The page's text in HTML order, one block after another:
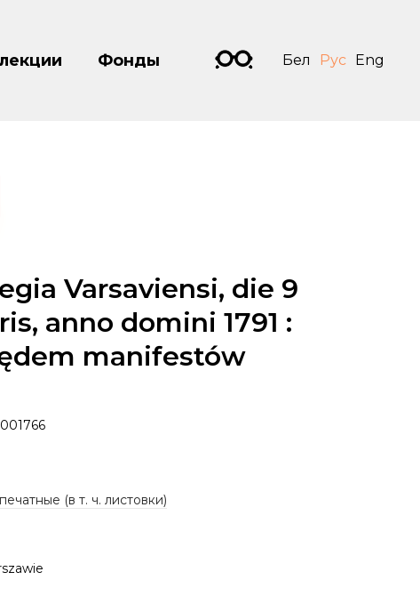
Фонды Бел Рус Eng
Varsaviensi, die 9
anno domini 1791 :
manifestów
(в т. ч. листовки)